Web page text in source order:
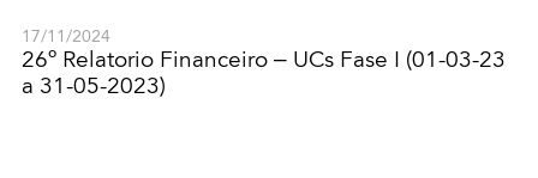
17/11/2024
26º Relatorio Financeiro – UCs Fase I (01-03-23
a 31-05-2023)